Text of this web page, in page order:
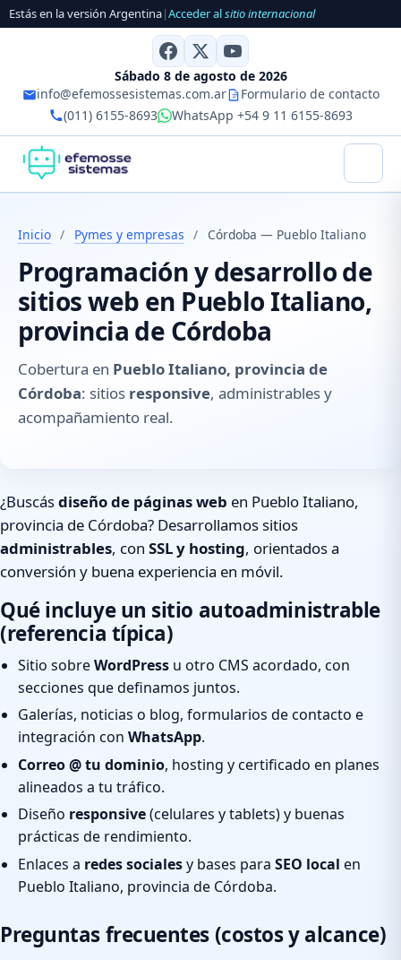
Estás en la versión Argentina|Acceder alsitio internacional
Sábado 8 de agosto de 2026
info@efemossesistemas.com.ar
Formulario de contacto
(011) 6155-8693
WhatsApp +54 9 11 6155-8693
Inicio / Pymes y empresas / Córdoba — Pueblo Italiano
Programación y desarrollo de
sitios web en Pueblo Italiano,
provincia de Córdoba
Cobertura en Pueblo Italiano, provincia de
Córdoba: sitios responsive, administrables y
acompañamiento real.
¿Buscásdiseño de páginas web en Pueblo Italiano,
provincia de Córdoba? Desarrollamos sitios
administrables, con SSL y hosting, orientados a
conversión y buena experiencia en móvil.
Qué incluye un sitio autoadministrable
(referencia típica)
Sitio sobreWordPress u otro CMS acordado, con
secciones que definamos juntos.
Galerías, noticias o blog, formularios de contacto e
integración con WhatsApp.
Correo @ tu dominio, hosting y certificado en planes
alineados a tu tráfico.
Diseño responsive(celulares y tablets) y buenas
prácticas de rendimiento.
Enlaces a redes socialesy bases para SEO local en
Pueblo Italiano, provincia de Córdoba.
Preguntas frecuentes (costos y alcance)